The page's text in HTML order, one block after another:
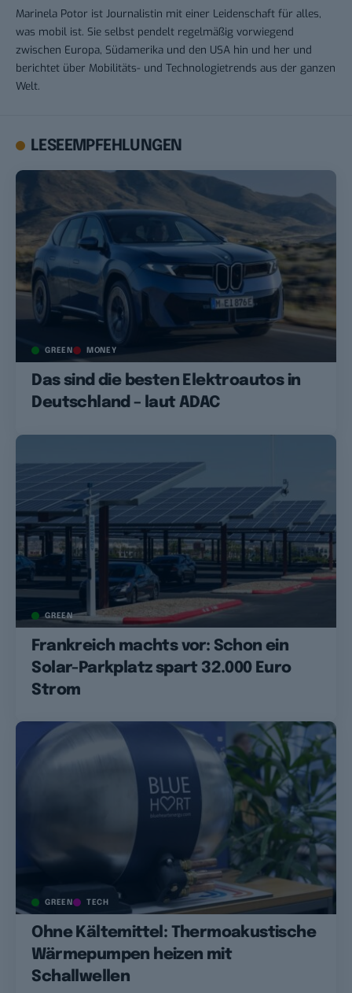
Marinela Potor ist Journalistin mit einer Leidenschaft für alles,
was mobil ist. Sie selbst pendelt regelmäßig vorwiegend
zwischen Europa, Südamerika und den USA hin und her und
berichtet über Mobilitäts- und Technologietrends aus der ganzen
Welt.
LESEEMPFEHLUNGEN
GREEN MONEY
Das sind die besten Elektroautos in
Deutschland – laut ADAC
GREEN
Frankreich machts vor: Schon ein
Solar-Parkplatz spart 32.000 Euro
Strom
GREEN TECH
Ohne Kältemittel: Thermoakustische
Wärmepumpen heizen mit
Schallwellen